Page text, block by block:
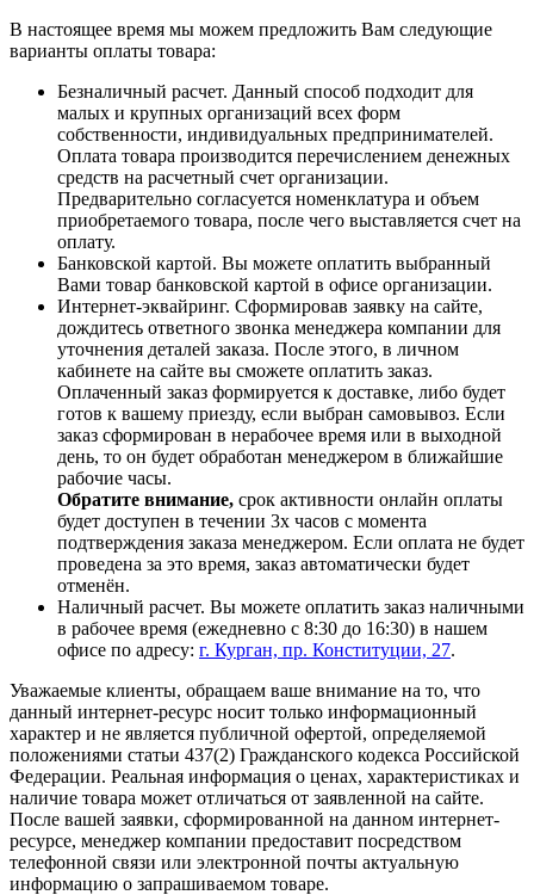
В настоящее время мы можем предложить Вам следующие
варианты оплаты товара:
Безналичный расчет. Данный способ подходит для
малых и крупных организаций всех форм
собственности, индивидуальных предпринимателей.
Оплата товара производится перечислением денежных
средств на расчетный счет организации.
Предварительно согласуется номенклатура и объем
приобретаемого товара, после чего выставляется счет на
оплату.
Банковской картой. Вы можете оплатить выбранный
Вами товар банковской картой в офисе организации.
Интернет-эквайринг. Сформировав заявку на сайте,
дождитесь ответного звонка менеджера компании для
уточнения деталей заказа. После этого, в личном
кабинете на сайте вы сможете оплатить заказ.
Оплаченный заказ формируется к доставке, либо будет
готов к вашему приезду, если выбран самовывоз. Если
заказ сформирован в нерабочее время или в выходной
день, то он будет обработан менеджером в ближайшие
рабочие часы.
Обратите внимание, срок активности онлайн оплаты
будет доступен в течении 3х часов с момента
подтверждения заказа менеджером. Если оплата не будет
проведена за это время, заказ автоматически будет
отменён.
Наличный расчет. Вы можете оплатить заказ наличными
в рабочее время (ежедневно с 8:30 до 16:30) в нашем
офисе по адресу: г. Курган, пр. Конституции, 27.
Уважаемые клиенты, обращаем ваше внимание на то, что
данный интернет-ресурс носит только информационный
характер и не является публичной офертой, определяемой
положениями статьи 437(2) Гражданского кодекса Российской
Федерации. Реальная информация о ценах, характеристиках и
наличие товара может отличаться от заявленной на сайте.
После вашей заявки, сформированной на данном интернет-
ресурсе, менеджер компании предоставит посредством
телефонной связи или электронной почты актуальную
информацию о запрашиваемом товаре.